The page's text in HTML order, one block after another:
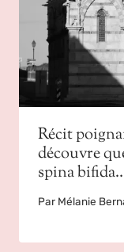
Récit
découvre
spina
Par Mélanie